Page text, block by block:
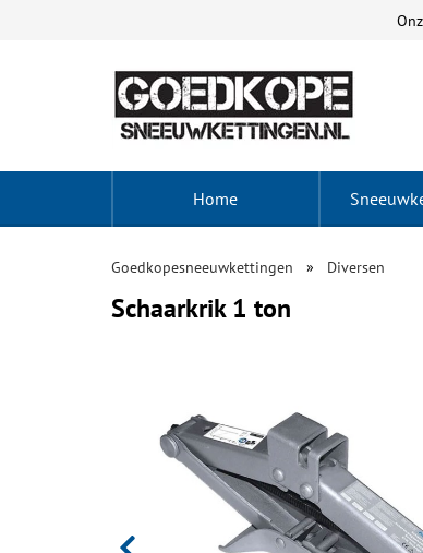
Home
Goedkopesneeuwkettingen Diversen
Schaarkrik 1 ton